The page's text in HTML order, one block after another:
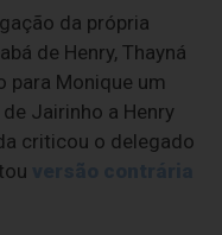
da própria
de Henry, Thayná
para Monique um
Jairinho a Henry
criticou o delegado